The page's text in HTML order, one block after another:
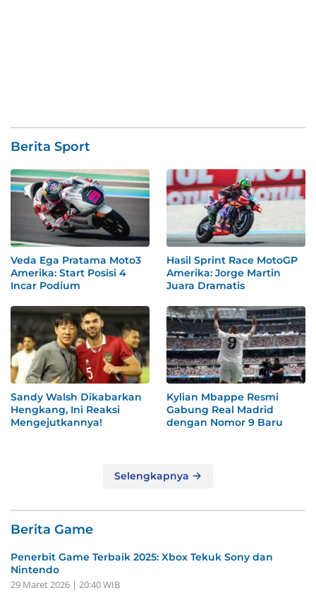
Berita Sport
Veda Ega Pratama Moto3
Amerika: Start Posisi 4
Incar Podium
Hasil Sprint Race MotoGP
Amerika: Jorge Martin
Juara Dramatis
Sandy Walsh Dikabarkan
Hengkang, Ini Reaksi
Mengejutkannya!
Kylian Mbappe Resmi
Gabung Real Madrid
dengan Nomor 9 Baru
Selengkapnya
Berita Game
Penerbit Game Terbaik 2025: Xbox Tekuk Sony dan
Nintendo
29 Maret 2026 | 20:40 WIB